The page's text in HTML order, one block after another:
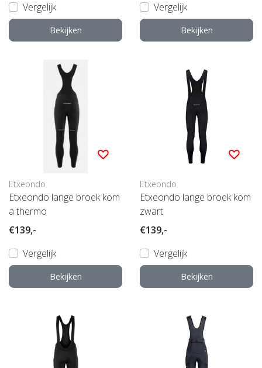
Vergelijk
Bekijken
Vergelijk
Bekijken
Etxeondo
Etxeondo lange broek kom
a thermo
€139,-
Vergelijk
Bekijken
Etxeondo
Etxeondo lange broek kom
zwart
€139,-
Vergelijk
Bekijken